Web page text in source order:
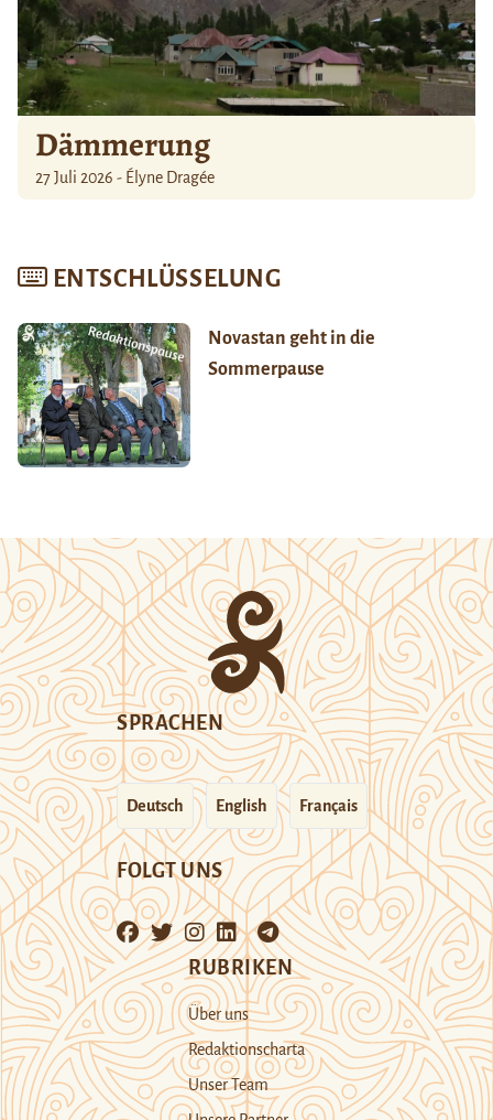
Dämmerung
27 Juli 2026 - Élyne Dragée
ENTSCHLÜSSELUNG
Novastan geht in die
Sommerpause
SPRACHEN
Deutsch English Français
FOLGT UNS
RUBRIKEN
Über uns
Redaktionscharta
Unser Team